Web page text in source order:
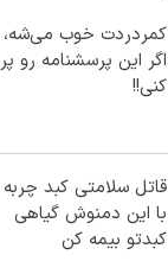
کمردردت خوب می‌شه،
اگر این پرسشنامه رو پر
کنی!!
قاتل سلامتی کبد چربه
با این دمنوش گیاهی
کبدتو بیمه کن